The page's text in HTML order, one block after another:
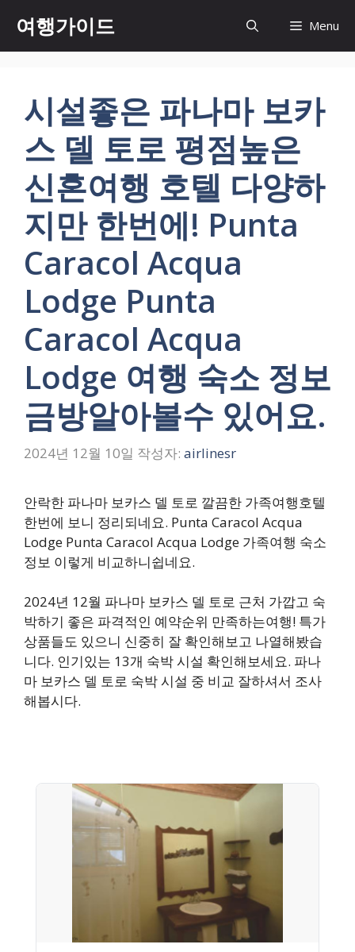
츠
여행가이드 Menu
시설좋은 파나마 보카
스 델 토로 평점높은
신혼여행 호텔 다양하
지만 한번에! Punta
Caracol Acqua
Lodge Punta
Caracol Acqua
Lodge 여행 숙소 정보
금방알아볼수 있어요.
2024년 12월 10일 작성자: airlinesr
안락한 파나마 보카스 델 토로 깔끔한 가족여행호텔
한번에 보니 정리되네요. Punta Caracol Acqua
Lodge Punta Caracol Acqua Lodge 가족여행 숙소
정보 이렇게 비교하니쉽네요.
2024년 12월 파나마 보카스 델 토로 근처 가깝고 숙
박하기 좋은 파격적인 예약순위 만족하는여행! 특가
상품들도 있으니 신중히 잘 확인해보고 나열해봤습
니다. 인기있는 13개 숙박 시설 확인해보세요. 파나
마 보카스 델 토로 숙박 시설 중 비교 잘하셔서 조사
해봅시다.